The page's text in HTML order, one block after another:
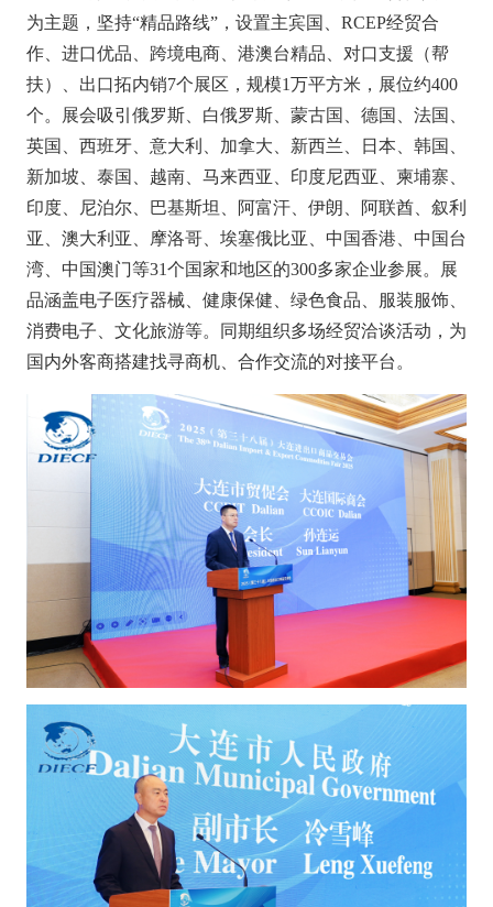
为主题，坚持“精品路线”，设置主宾国、RCEP经贸合
作、进口优品、跨境电商、港澳台精品、对口支援（帮
扶）、出口拓内销7个展区，规模1万平方米，展位约400
个。展会吸引俄罗斯、白俄罗斯、蒙古国、德国、法国、
英国、西班牙、意大利、加拿大、新西兰、日本、韩国、
新加坡、泰国、越南、马来西亚、印度尼西亚、柬埔寨、
印度、尼泊尔、巴基斯坦、阿富汗、伊朗、阿联酋、叙利
亚、澳大利亚、摩洛哥、埃塞俄比亚、中国香港、中国台
湾、中国澳门等31个国家和地区的300多家企业参展。展
品涵盖电子医疗器械、健康保健、绿色食品、服装服饰、
消费电子、文化旅游等。同期组织多场经贸洽谈活动，为
国内外客商搭建找寻商机、合作交流的对接平台。